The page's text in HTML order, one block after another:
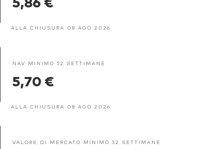
ALLA CHIUSURA 08 AGO 2026
NAV MINIMO 52 SETTIMANE
5,70 €
ALLA CHIUSURA 08 AGO 2026
VALORE DI MERCATO MINIMO 52 SETTIMANE